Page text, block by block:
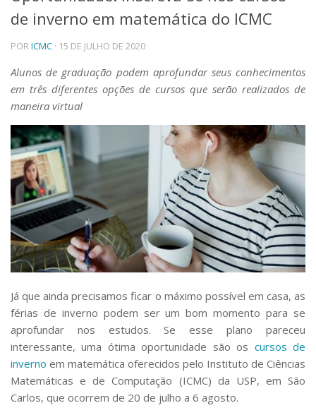
Telefones e Mapas
Pessoas
Ensino
Graduação
Pós-Graduação
Educação a distância
Pesquisa e Inovação
Linhas de Pesquisa
Centros, Núcleos e Projetos em Rede
Pós-doutorado
Iniciação Científica
Transferência de Tecnologia
Empresas Juniores
Extensão à Comunidade
Projetos, Programas e Cursos
Museus e Espaços Interativos
Serviços
Bibliotecas
Apoio ao Estudante
Segurança, Trânsito e Prevenção
RH, Administrativo e Financeiro
Outros serviços
de inverno em matemática do ICMC
PORICMC · 15 DE JULHO DE 2020
Alunos de graduação podem aprofundar seus conhecimentos
em três diferentes opções de cursos que serão realizados de
maneira virtual
Já que ainda precisamos ficar o máximo possível em casa, as
férias de inverno podem ser um bom momento para se
aprofundar nos estudos. Se esse plano pareceu
interessante, uma ótima oportunidade são os cursos de
inverno em matemática oferecidos pelo Instituto de Ciências
Matemáticas e de Computação (ICMC) da USP, em São
Carlos, que ocorrem de 20 de julho a 6 agosto.